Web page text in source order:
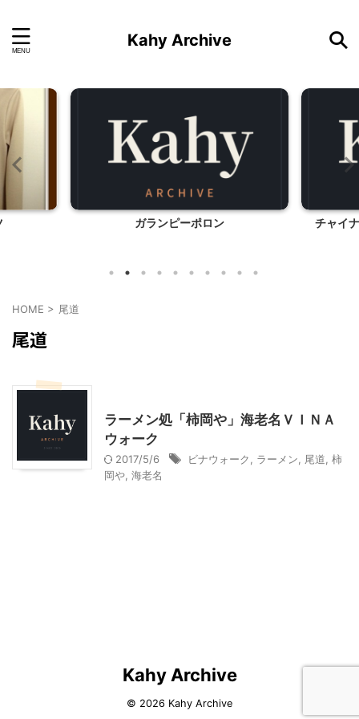
Kahy Archive
ガランピーポロン チャイ
HOME > 尾道
尾道
ラーメン処「柿岡や」海老名ＶＩＮＡ
ウォーク
2017/5/6 ビナウォーク ラーメン 尾道 柿
岡や 海老名
Kahy Archive
© 2026 Kahy Archive